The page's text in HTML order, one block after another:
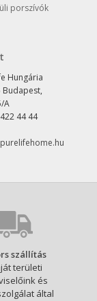
porszívók
Hungária
Budapest,
A
44 44
szállítás
területi
és
által